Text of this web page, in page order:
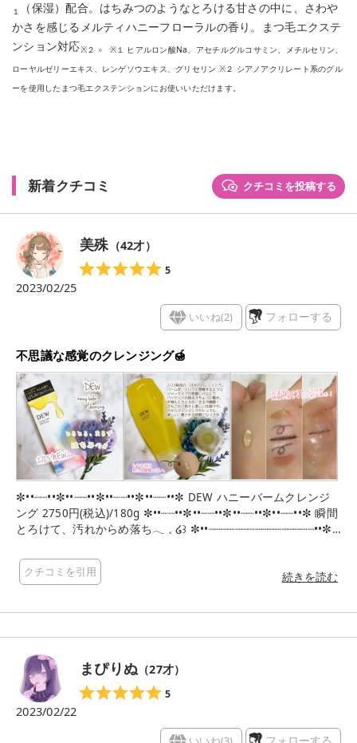
１
（保湿）配合。はちみつのようなとろける甘さの中に、さわや
かさを感じるメルティハニーフローラルの香り。まつ毛エクステ
ンション対応※２ 。
※１ ヒアルロン酸Na、アセチルグルコサミン、メチルセリン、
ローヤルゼリーエキス、レンゲソウエキス、グリセリン ※２ シアノアクリレート系のグル
ーを使用したまつ毛エクステンションにお使いいただけます。
新着クチコミ クチコミを投稿する
美殊（42才）
5
2023/02/25
いいね(2) フォローする
不思議な感覚のクレンジング🍯
✼••┈┈••✼••┈┈••✼••┈┈••✼••┈┈••✼ DEW ハニーバームクレンジ
ング 2750円(税込)/180g ✼••┈┈••✼••┈┈••✼••┈┈••✼••┈┈••✼ 瞬間
とろけて、汚れからめ落ち𓂃 𓈒 ໒꒱ ✼••┈┈┈┈┈┈┈┈┈┈┈┈┈┈┈┈••✼
となります🍯🐝 〝バーム〟というと、少しかためのテクスチャ
ーでジャータイプに入ってて………というイメージが強いのです
なテクスチャー✨ 液状オイルやグリセリン、水系の成分をバラ
粘度のバームが生み出されたのだとか🥺 実際に使用してみて
も、オイルでもない、ミルクでもない不思議な感覚🤭 クレンジ
ングしていてとっても気持ち良いんです❣️ もちろん気持ち良い
だけではなく、このとろみ状のバームがとろけながらも毛穴や
肌のキメにまで密着。 ちゃんとメイクや毛穴汚れを落としてく
れるんです。 普段オイルクレンジングを使用していて、その落
ちやすさがとても気に入っていたのですが……このハニーバーム
クチコミを引用 続きを読む
まぴりぬ （27才）
5
2023/02/22